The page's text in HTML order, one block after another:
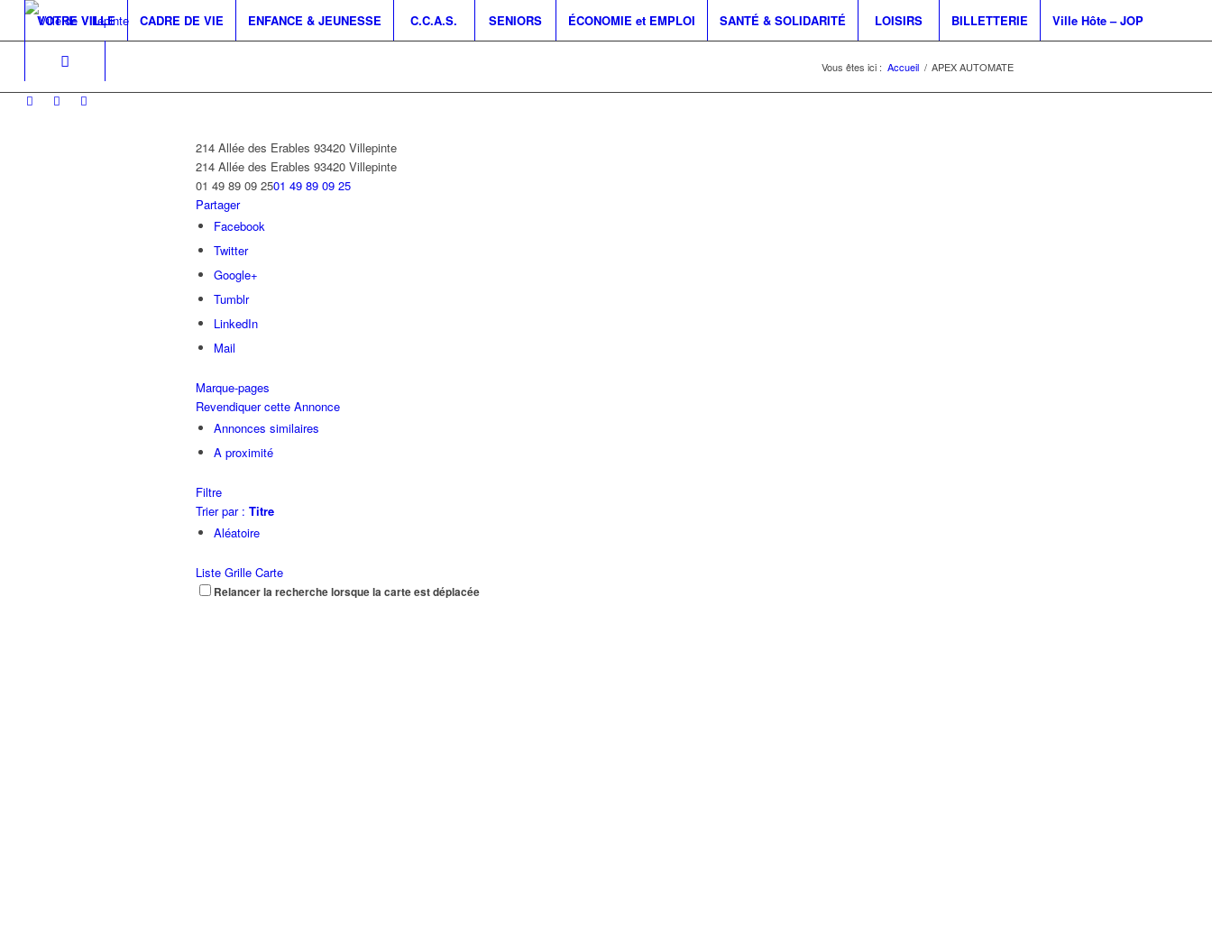
VOTRE VILLE CADRE DE VIE ENFANCE & JEUNESSE C.C.A.S. SENIORS ÉCONOMIE et EMPLOI SANTÉ & SOLIDARITÉ LOISIRS BILLETTERIE Ville Hôte – JOP
Vous êtes ici : Accueil / APEX AUTOMATE
214 Allée des Erables 93420 Villepinte
214 Allée des Erables 93420 Villepinte
01 49 89 09 2501 49 89 09 25
Partager
Facebook
Twitter
Google+
Tumblr
LinkedIn
Mail
Marque-pages
Revendiquer cette Annonce
Annonces similaires
A proximité
Filtre
Trier par : Titre
Aléatoire
Liste Grille Carte
Relancer la recherche lorsque la carte est déplacée